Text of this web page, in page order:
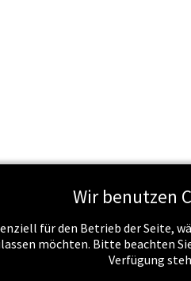
& Recht Schule &
Wir benutzen
für den Betrieb der Seite,
möchten. Bitte
Verfügung